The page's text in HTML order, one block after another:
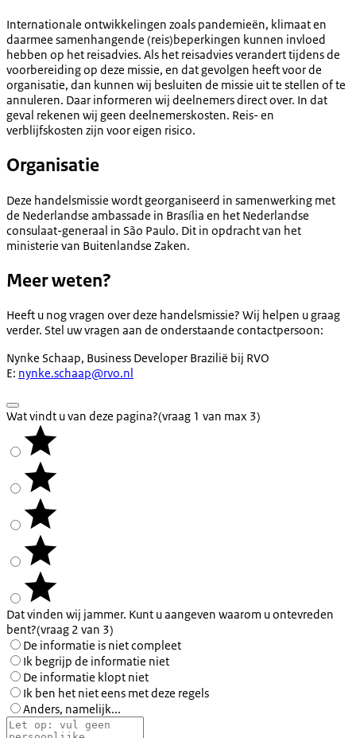
Internationale ontwikkelingen zoals pandemieën, klimaat en
daarmee samenhangende (reis)beperkingen kunnen invloed
hebben op het reisadvies. Als het reisadvies verandert tijdens de
voorbereiding op deze missie, en dat gevolgen heeft voor de
organisatie, dan kunnen wij besluiten de missie uit te stellen of te
annuleren. Daar informeren wij deelnemers direct over. In dat
geval rekenen wij geen deelnemerskosten. Reis- en
verblijfskosten zijn voor eigen risico.
Organisatie
Deze handelsmissie wordt georganiseerd in samenwerking met
de Nederlandse ambassade in Brasília en het Nederlandse
consulaat-generaal in São Paulo. Dit in opdracht van het
ministerie van Buitenlandse Zaken.
Meer weten?
Heeft u nog vragen over deze handelsmissie? Wij helpen u graag
verder. Stel uw vragen aan de onderstaande contactpersoon:
Nynke Schaap, Business Developer Brazilië bij RVO
E: nynke.schaap@rvo.nl
Wat vindt u van deze pagina?(vraag 1 van max 3)
Dat vinden wij jammer. Kunt u aangeven waarom u ontevreden
bent?(vraag 2 van 3)
De informatie is niet compleet
Ik begrijp de informatie niet
De informatie klopt niet
Ik ben het niet eens met deze regels
Anders, namelijk...